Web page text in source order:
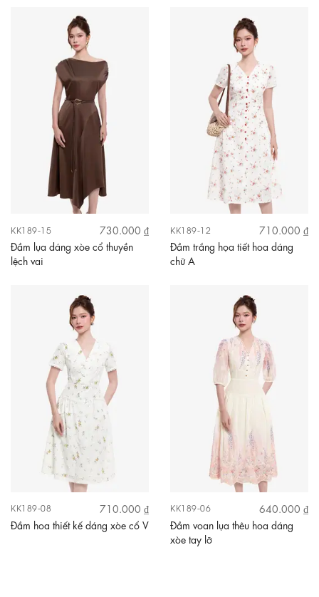
KK189-15
730.000 ₫
Đầm lụa dáng xòe cổ thuyền
lệch vai
KK189-12
710.000 ₫
Đầm trắng họa tiết hoa dáng
chữ A
KK189-08
710.000 ₫
Đầm hoa thiết kế dáng xòe cổ V
KK189-06
640.000 ₫
Đầm voan lụa thêu hoa dáng
xòe tay lỡ